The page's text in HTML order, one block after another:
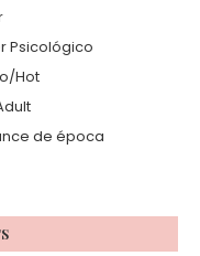
Psicológico
Hot
de época